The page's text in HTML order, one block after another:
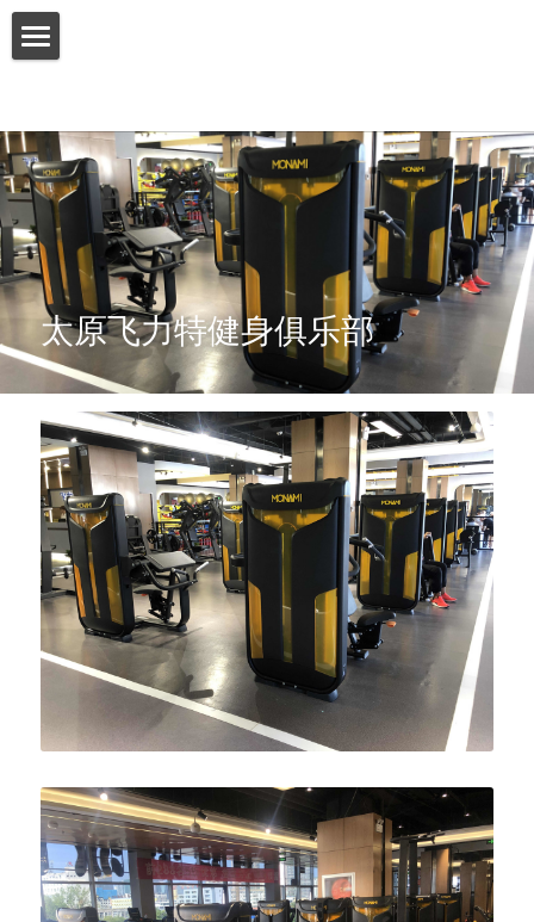
关于我们
产品介绍
增值服务
客户案例
联系我们
搜索
简体中文
简体中文
English
太原飞力特健身俱乐部